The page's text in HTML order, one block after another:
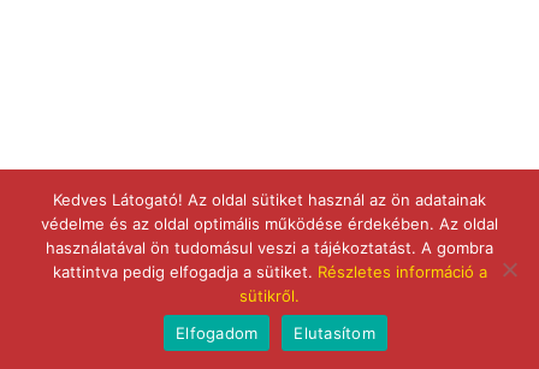
Kedves Látogató! Az oldal sütiket használ az ön adatainak
védelme és az oldal optimális működése érdekében. Az oldal
használatával ön tudomásul veszi a tájékoztatást. A gombra
kattintva pedig elfogadja a sütiket. Részletes információ a
sütikről.
Elfogadom
Elutasítom